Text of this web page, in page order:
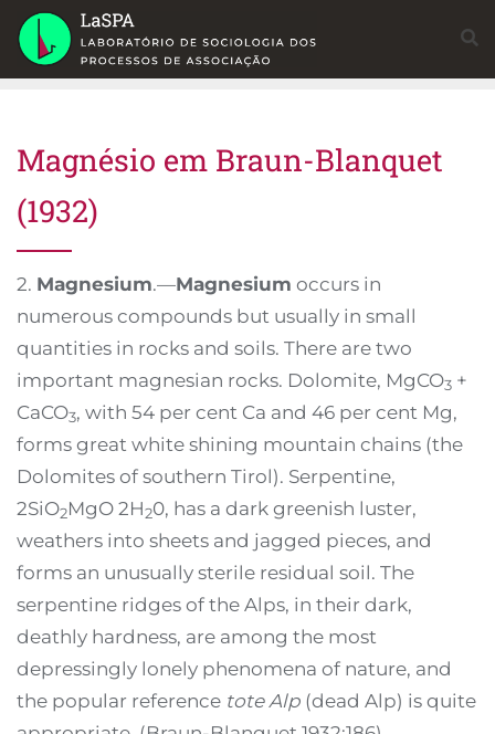
Skip
content
Magnésio em Braun-Blanquet
(1932)
2. Magnesium.—Magnesium occurs in
numerous compounds but usually in small
quantities in rocks and soils. There are two
important magnesian rocks. Dolomite, MgCO3 +
CaCO3, with 54 per cent Ca and 46 per cent Mg,
forms great white shining mountain chains (the
Dolomites of southern Tirol). Serpentine,
2SiO2MgO 2H20, has a dark greenish luster,
weathers into sheets and jagged pieces, and
forms an unusually sterile residual soil. The
serpentine ridges of the Alps, in their dark,
deathly hardness, are among the most
depressingly lonely phenomena of nature, and
the popular reference tote Alp (dead Alp) is quite